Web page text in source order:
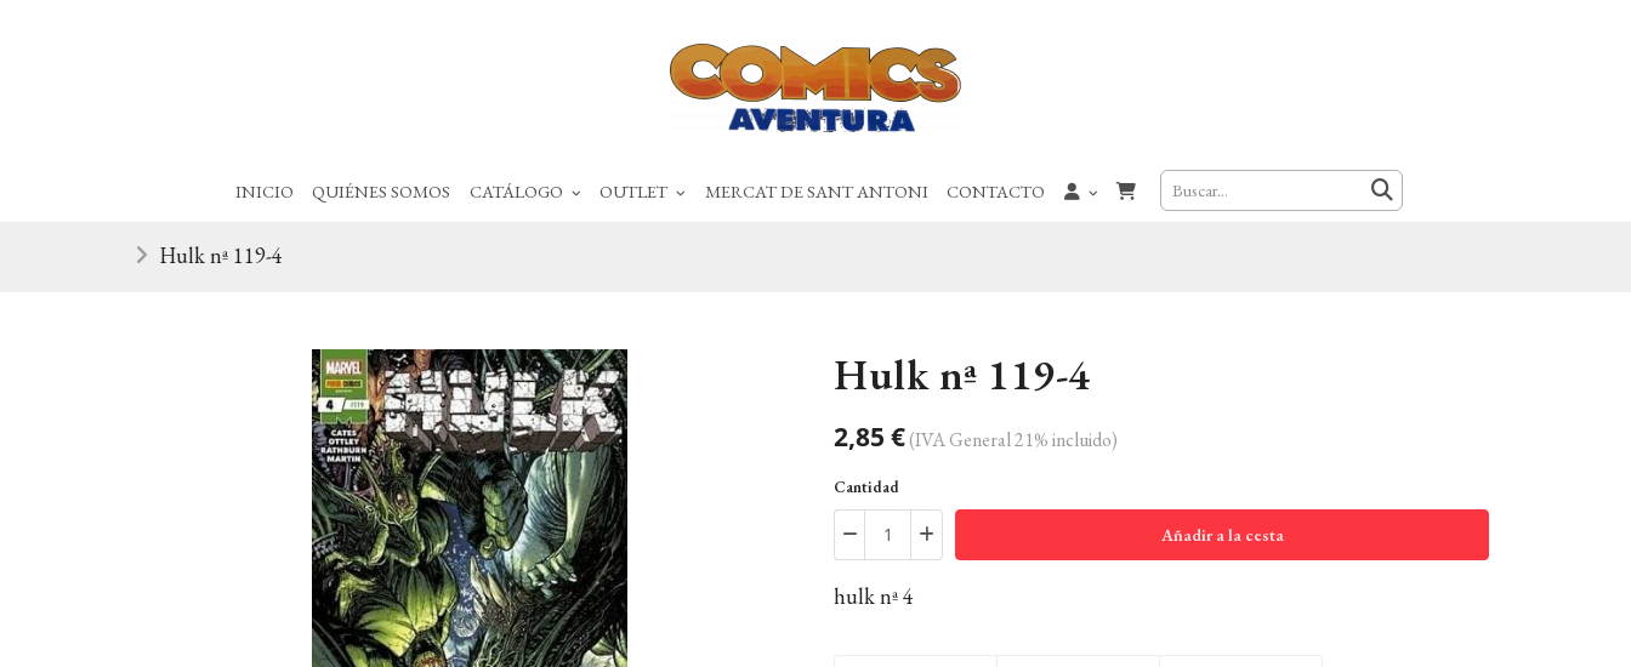
INICIO QUIÉNES SOMOS CATÁLOGO OUTLET MERCAT DE SANT ANTONI CONTACTO
Hulk nª 119-4
Hulk nª 119-4
2,85 €(IVA General 21% incluido)
Cantidad
Añadir a la cesta
hulk nª 4